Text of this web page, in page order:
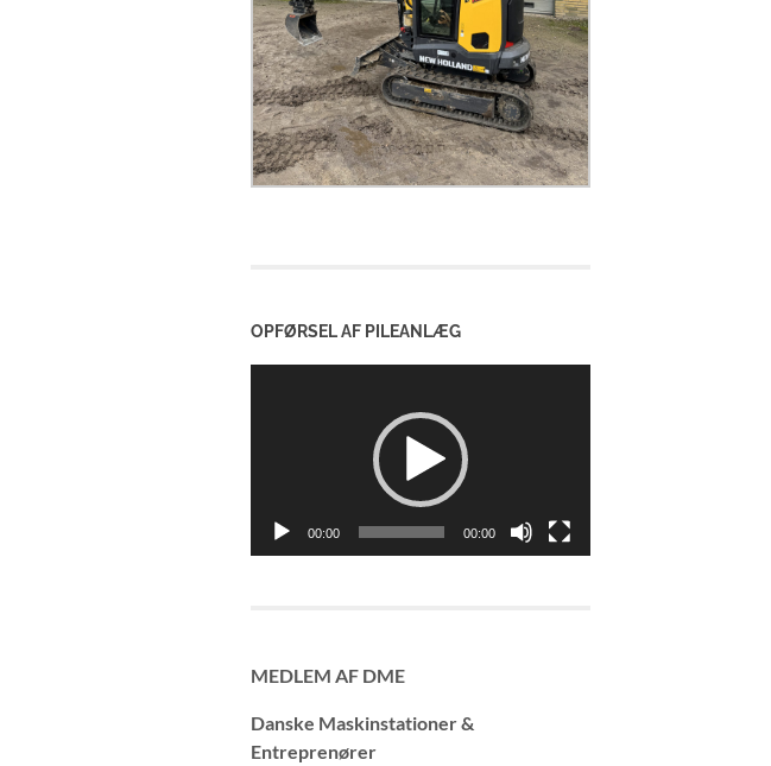
OPFØRSEL AF PILEANLÆG
00:00 00:00
MEDLEM AF DME
Danske Maskinstationer &
Entreprenører